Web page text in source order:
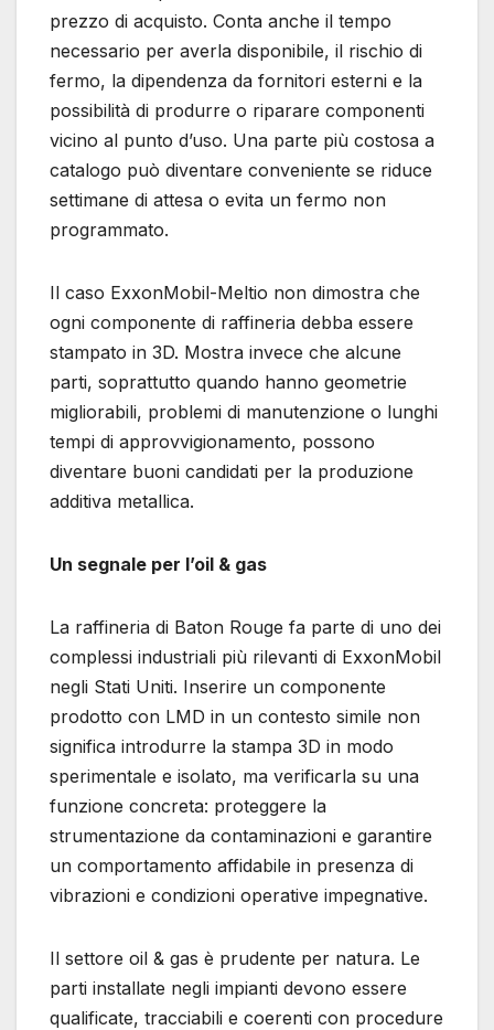
prezzo di acquisto. Conta anche il tempo
necessario per averla disponibile, il rischio di
fermo, la dipendenza da fornitori esterni e la
possibilità di produrre o riparare componenti
vicino al punto d’uso. Una parte più costosa a
catalogo può diventare conveniente se riduce
settimane di attesa o evita un fermo non
programmato.
Il caso ExxonMobil-Meltio non dimostra che
ogni componente di raffineria debba essere
stampato in 3D. Mostra invece che alcune
parti, soprattutto quando hanno geometrie
migliorabili, problemi di manutenzione o lunghi
tempi di approvvigionamento, possono
diventare buoni candidati per la produzione
additiva metallica.
Un segnale per l’oil & gas
La raffineria di Baton Rouge fa parte di uno dei
complessi industriali più rilevanti di ExxonMobil
negli Stati Uniti. Inserire un componente
prodotto con LMD in un contesto simile non
significa introdurre la stampa 3D in modo
sperimentale e isolato, ma verificarla su una
funzione concreta: proteggere la
strumentazione da contaminazioni e garantire
un comportamento affidabile in presenza di
vibrazioni e condizioni operative impegnative.
Il settore oil & gas è prudente per natura. Le
parti installate negli impianti devono essere
qualificate, tracciabili e coerenti con procedure